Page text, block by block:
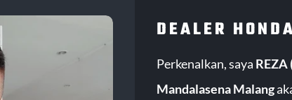
DEALER
Perkenalkan, saya REZA
Mandalasena Malang